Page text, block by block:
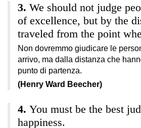
We should not judge
of excellence, but by the
traveled from the point
Non dovremmo giudicare le
arrivo, ma dalla distanza che
punto di partenza.
(Henry Ward Beecher)
You must be the best
happiness.